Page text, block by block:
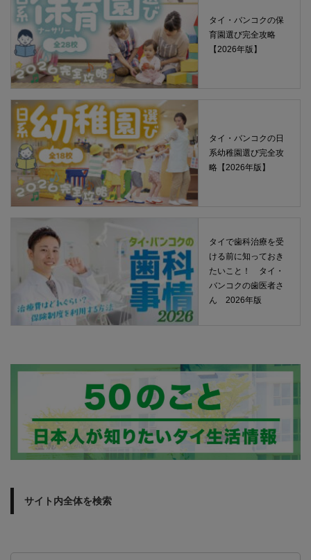
タイ・バンコクの保
育園選び完全攻略
【2026年版】
タイ・バンコクの日
系幼稚園選び完全攻
略【2026年版】
タイで歯科治療を受
ける前に知っておき
たいこと！ タイ・
バンコクの歯医者さ
ん 2026年版
サイト内全体を検索